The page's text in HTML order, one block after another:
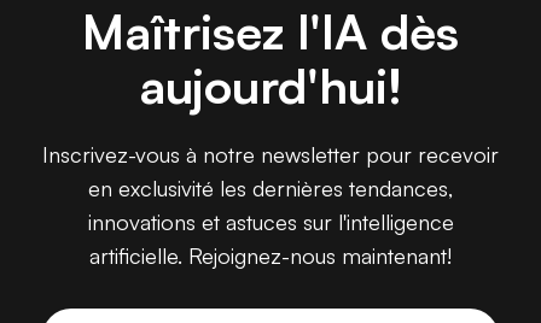
Maîtrisez l'IA dès
aujourd'hui!
Inscrivez-vous à notre newsletter pour recevoir
en exclusivité les dernières tendances,
innovations et astuces sur l'intelligence
artificielle. Rejoignez-nous maintenant!